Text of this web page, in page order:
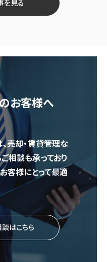
を見る
お客様へ
、売却・賃貸管理な
相談も承っており
客様にとって最適
はこちら